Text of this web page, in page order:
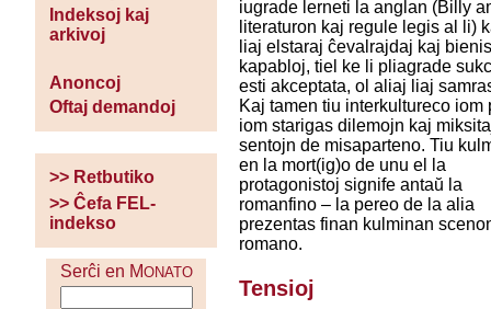
Indeksoj kaj
arkivoj
Anoncoj
Oftaj demandoj
>> Retbutiko
>> Ĉefa FEL-
indekso
Serĉi en MONATO
iugrade lerneti la anglan (Billy
literaturon kaj regule legis al li)
liaj elstaraj ĉevalrajdaj kaj
kapabloj, tiel ke li pliagrade
esti akceptata, ol aliaj liaj
Kaj tamen tiu interkultureco iom
iom starigas dilemojn kaj
sentojn de misaparteno. Tiu
en la mort(ig)o de unu el la
protagonistoj signife antaŭ la
romanfino – la pereo de la alia
prezentas finan kulminan
romano.
Tensioj